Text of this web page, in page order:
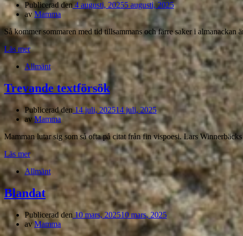
Publicerad den 4 augusti, 20255 augusti, 2025
avMamma
Så kommer sommaren med tid tillsammans och färre saker i
Läs mer
Allmänt
Trevande textförsök
Publicerad den 14 juli, 202514 juli, 2025
avMamma
Mamman lutar sig som så ofta på citat från fin vispoesi. Lars
Läs mer
Allmänt
Blandat
Publicerad den 10 mars, 202510 mars, 2025
avMamma